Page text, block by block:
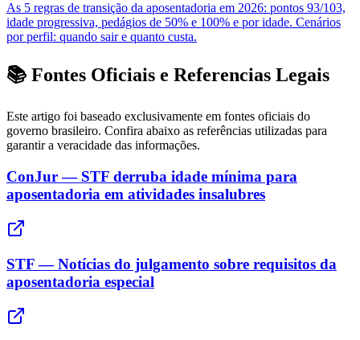
As 5 regras de transição da aposentadoria em 2026: pontos 93/103,
idade progressiva, pedágios de 50% e 100% e por idade. Cenários
por perfil: quando sair e quanto custa.
📚 Fontes Oficiais e Referencias Legais
Este artigo foi baseado exclusivamente em fontes oficiais do
governo brasileiro. Confira abaixo as referências utilizadas para
garantir a veracidade das informações.
ConJur — STF derruba idade mínima para
aposentadoria em atividades insalubres
STF — Notícias do julgamento sobre requisitos da
aposentadoria especial